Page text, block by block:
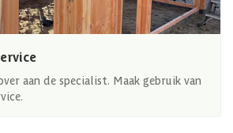
aan de specialist. Maak gebruik van